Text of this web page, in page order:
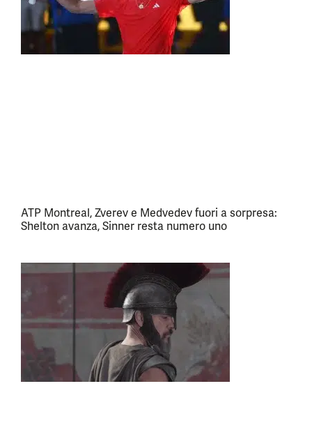
ATP Montreal, Zverev e Medvedev fuori a sorpresa:
Shelton avanza, Sinner resta numero uno